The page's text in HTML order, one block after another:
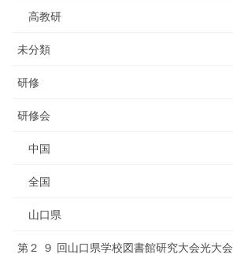
高教研
未分類
研修
研修会
中国
全国
山口県
第２ ９ 回山口県学校図書館研究大会光大会